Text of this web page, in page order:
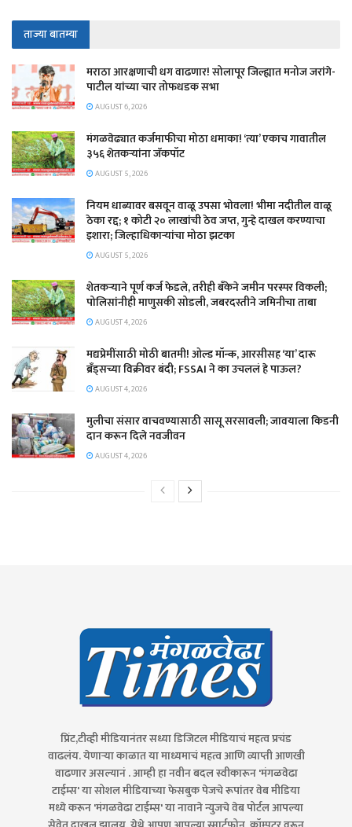
ताज्या बातम्या
मराठा आरक्षणाची धग वाढणार! सोलापूर जिल्ह्यात मनोज जरांगे-
पाटील यांच्या चार तोफधडक सभा
AUGUST 6, 2026
मंगळवेढ्यात कर्जमाफीचा मोठा धमाका! ‘त्या’ एकाच गावातील
३५६ शेतकऱ्यांना जॅकपॉट
AUGUST 5, 2026
नियम धाब्यावर बसवून वाळू उपसा भोवला! भीमा नदीतील वाळू
ठेका रद्द; १ कोटी २० लाखांची ठेव जप्त, गुन्हे दाखल करण्याचा
इशारा; जिल्हाधिकाऱ्यांचा मोठा झटका
AUGUST 5, 2026
शेतकऱ्याने पूर्ण कर्ज फेडले, तरीही बँकेने जमीन परस्पर विकली;
पोलिसांनीही माणुसकी सोडली, जबरदस्तीने जमिनीचा ताबा
AUGUST 4, 2026
मद्यप्रेमींसाठी मोठी बातमी! ओल्ड मॉन्क, आरसीसह ‘या’ दारू
ब्रँड्सच्या विक्रीवर बंदी; FSSAI ने का उचललं हे पाऊल?
AUGUST 4, 2026
मुलीचा संसार वाचवण्यासाठी सासू सरसावली; जावयाला किडनी
दान करून दिले नवजीवन
AUGUST 4, 2026
प्रिंट,टीव्ही मीडियानंतर सध्या डिजिटल मीडियाचं महत्व प्रचंड
वाढलंय. येणाऱ्या काळात या माध्यमाचं महत्व आणि व्याप्ती आणखी
वाढणार असल्यानं . आम्ही हा नवीन बदल स्वीकारून 'मंगळवेढा
टाईम्स' या सोशल मीडियाच्या फेसबुक पेजचे रूपांतर वेब मीडिया
मध्ये करून 'मंगळवेढा टाईम्स' या नावाने न्युजचे वेब पोर्टल आपल्या